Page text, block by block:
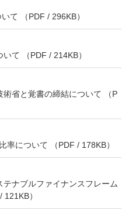
て （PDF / 296KB）
て （PDF / 214KB）
省と覚書の締結について （P
率について （PDF / 178KB）
ナブルファイナンスフレーム
）